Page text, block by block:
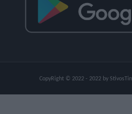
CopyRight © 2022 - 2022 by